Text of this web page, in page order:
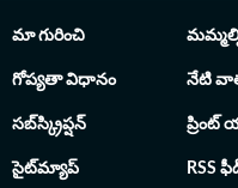
మా గురించి
గోప్యతా విధానం నేటి
సబ్‌స్క్రిప్షన్ ప్రింట్
సైట్‌మ్యాప్ RSS